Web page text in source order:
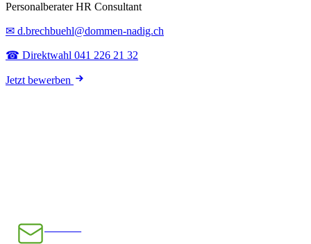
Personalberater HR Consultant
✉ d.brechbuehl@dommen-nadig.ch
☎ Direktwahl 041 226 21 32
Jetzt bewerben